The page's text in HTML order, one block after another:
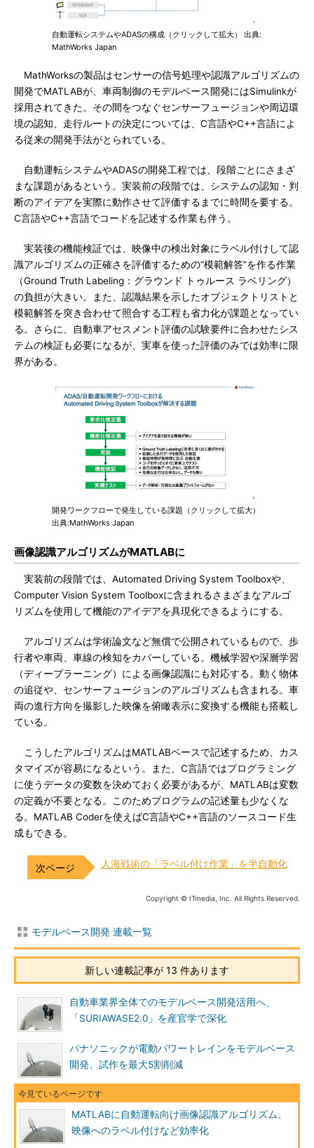
自動運転システムやADASの構成（クリックして拡大） 出典:
MathWorks Japan
MathWorksの製品はセンサーの信号処理や認識アルゴリズムの
開発でMATLABが、車両制御のモデルベース開発にはSimulinkが
採用されてきた。その間をつなぐセンサーフュージョンや周辺環
境の認知、走行ルートの決定については、C言語やC++言語によ
る従来の開発手法がとられている。
自動運転システムやADASの開発工程では、段階ごとにさまざ
まな課題があるという。実装前の段階では、システムの認知・判
断のアイデアを実際に動作させて評価するまでに時間を要する。
C言語やC++言語でコードを記述する作業も伴う。
実装後の機能検証では、映像中の検出対象にラベル付けして認
識アルゴリズムの正確さを評価するための“模範解答”を作る作業
（Ground Truth Labeling：グラウンド トゥルース ラベリング）
の負担が大きい。また、認識結果を示したオブジェクトリストと
模範解答を突き合わせて照合する工程も省力化が課題となってい
る。さらに、自動車アセスメント評価の試験要件に合わせたシス
テムの検証も必要になるが、実車を使った評価のみでは効率に限
界がある。
開発ワークフローで発生している課題（クリックして拡大）
出典:MathWorks Japan
画像認識アルゴリズムがMATLABに
実装前の段階では、Automated Driving System Toolboxや、
Computer Vision System Toolboxに含まれるさまざまなアルゴ
リズムを使用して機能のアイデアを具現化できるようにする。
アルゴリズムは学術論文など無償で公開されているもので、歩
行者や車両、車線の検知をカバーしている。機械学習や深層学習
（ディープラーニング）による画像認識にも対応する。動く物体
の追従や、センサーフュージョンのアルゴリズムも含まれる。車
両の進行方向を撮影した映像を俯瞰表示に変換する機能も搭載し
ている。
こうしたアルゴリズムはMATLABベースで記述するため、カス
タマイズが容易になるという。また、C言語ではプログラミング
に使うデータの変数を決めておく必要があるが、MATLABは変数
の定義が不要となる。このためプログラムの記述量も少なくな
る。MATLAB Coderを使えばC言語やC++言語のソースコード生
成もできる。
人海戦術の「ラベル付け作業」を半自動化
Copyright © ITmedia, Inc. All Rights Reserved.
モデルベース開発 連載一覧
新しい連載記事が 13 件あります
自動車業界全体でのモデルベース開発活用へ、
「SURIAWASE2.0」を産官学で深化
パナソニックが電動パワートレインをモデルベース
開発、試作を最大5割削減
MATLABに自動運転向け画像認識アルゴリズム、
映像へのラベル付けなど効率化